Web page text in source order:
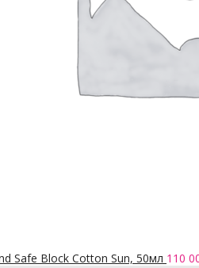
Safe Block Cotton Sun, 50мл 110